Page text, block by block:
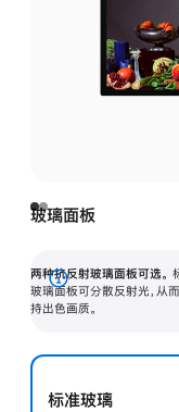
玻璃面板
两种抗反射玻璃面板可选。
玻璃面板可分散反射光，从
持出色画质。
展
开
标准玻璃